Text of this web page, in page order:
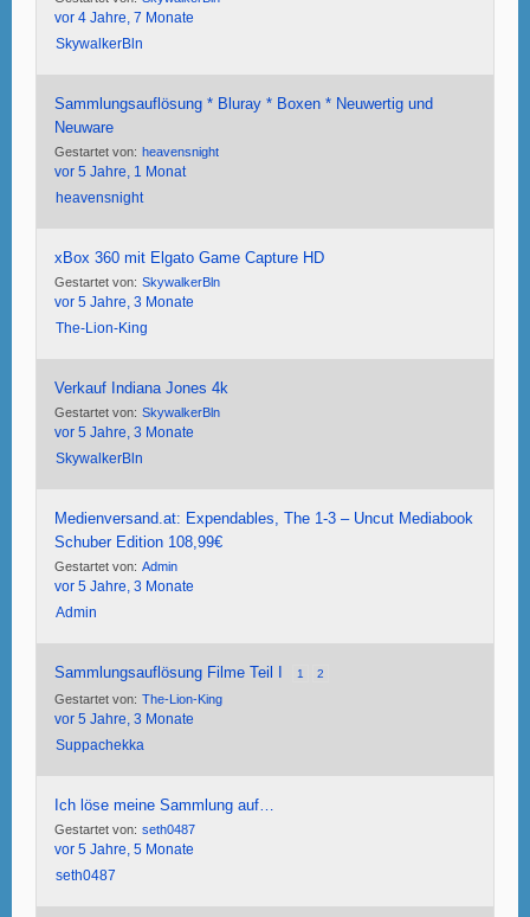
vor 4 Jahre, 7 Monate
SkywalkerBln
Sammlungsauflösung * Bluray * Boxen * Neuwertig und
Neuware
Gestartet von: heavensnight
vor 5 Jahre, 1 Monat
heavensnight
xBox 360 mit Elgato Game Capture HD
Gestartet von: SkywalkerBln
vor 5 Jahre, 3 Monate
The-Lion-King
Verkauf Indiana Jones 4k
Gestartet von: SkywalkerBln
vor 5 Jahre, 3 Monate
SkywalkerBln
Medienversand.at: Expendables, The 1-3 – Uncut Mediabook
Schuber Edition 108,99€
Gestartet von: Admin
vor 5 Jahre, 3 Monate
Admin
Sammlungsauflösung Filme Teil I 1 2
Gestartet von: The-Lion-King
vor 5 Jahre, 3 Monate
Suppachekka
Ich löse meine Sammlung auf…
Gestartet von: seth0487
vor 5 Jahre, 5 Monate
seth0487